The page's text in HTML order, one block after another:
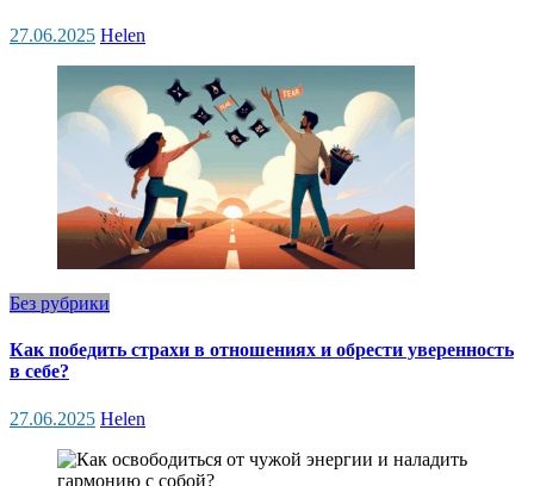
27.06.2025 Helen
Без рубрики
Как победить страхи в отношениях и обрести уверенность
в себе?
27.06.2025 Helen